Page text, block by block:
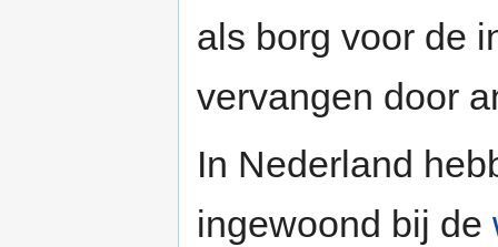
als borg voor de
vervangen door
In Nederland
ingewoond bij de